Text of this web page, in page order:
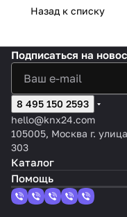
KNX
55,
KNX
Secu
re,
черн
ый
мато
вый
устано
2,2 м;
цвет:
Белый,
к:
Слоно
вая
:
отте
Алю
мин
иевы
й
2,2 м,
й,
Глянц
евый
Назад к списку
Подписаться на
8 495 150 2593
hello@knx24.com
105005, Москва г.
303
Каталог
Помощь